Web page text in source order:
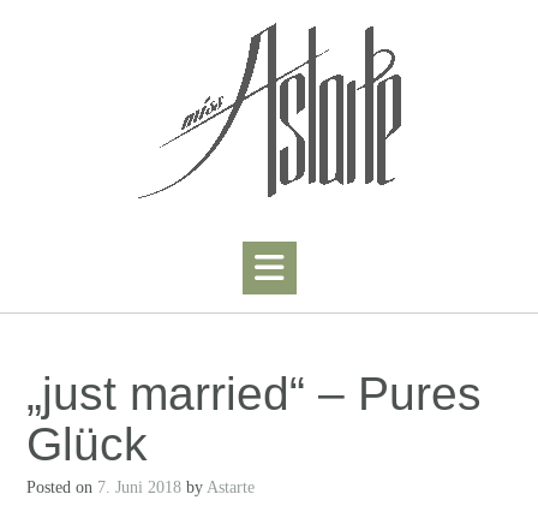
„just married“ – Pures
Glück
Posted on 7. Juni 2018 by Astarte